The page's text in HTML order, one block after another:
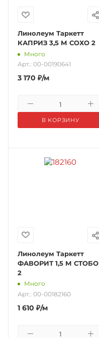
Линолеум Таркетт
КАПРИЗ 3,5 М СОХО 2
Много
Арт.: 00-00190641
3 170 ₽/м
В КОРЗИНУ
Линолеум Таркетт
ФАВОРИТ 1,5 М СТОБО
2
Много
Арт.: 00-00182160
1 610 ₽/м